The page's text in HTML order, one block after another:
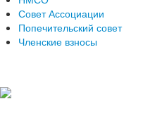
Совет Ассоциации
Попечительский совет
Членские взносы